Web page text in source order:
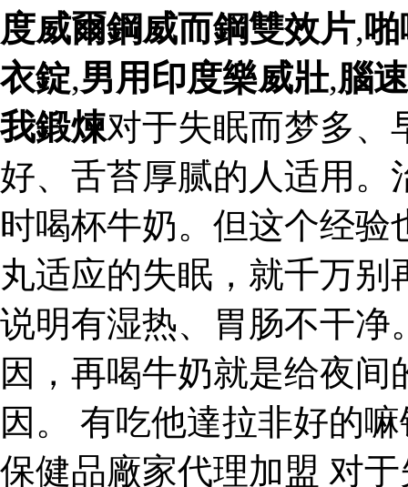
度威爾鋼威而鋼雙效片,
衣錠,男用印度樂威壯,腦
我鍛煉对于失眠而梦多、
好、舌苔厚腻的人适用。
时喝杯牛奶。但这个经
丸适应的失眠，就千万
说明有湿热、胃肠不干净
因，再喝牛奶就是给夜
因。 有吃他達拉非好的
保健品廠家代理加盟 对